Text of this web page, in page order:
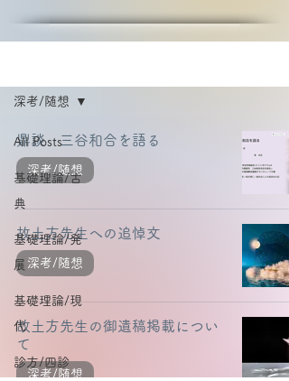
All Posts
基礎理論/古
典
基礎理論/発
展
基礎理論/現
代
診方/四診
深考/随想
鼎談 三谷和合を語る
深考/随想
故土方先生への追悼文
深考/随想
故土方先生の御遺稿掲載につい
て
深考/随想